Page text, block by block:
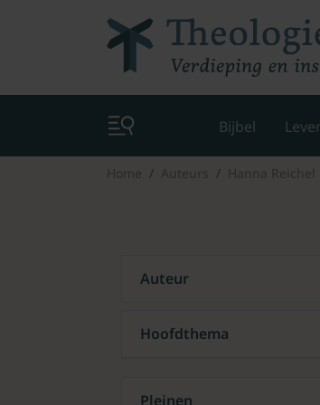
Bijbel
Home Auteurs Hanna Reichel
Auteur
Hoofdthema
Pleinen